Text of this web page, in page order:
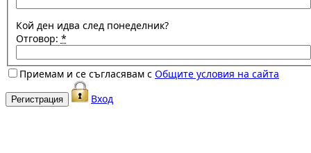
Кой ден идва след понеделник?
Отговор: *
Приемам и се съгласявам с Общите условия на сайта
Вход